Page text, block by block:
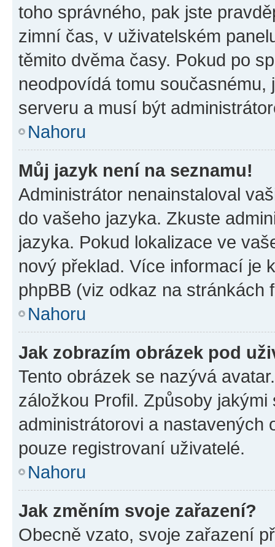
toho správného, pak jste
zimní čas, v uživatelském
těmito dvěma časy. Pokud po
neodpovídá tomu
serveru a musí být
Nahoru
Můj jazyk není na seznamu!
Administrátor nenainstaloval
do vašeho jazyka. Zkuste
jazyka. Pokud lokalizace ve
nový překlad. Více informací je
phpBB (viz odkaz na stránkách
Nahoru
Jak zobrazím obrázek pod
Tento obrázek se nazývá
záložkou Profil. Způsoby
administrátorovi a nastavených
pouze registrovaní uživatelé.
Nahoru
Jak změním svoje zařazení?
Obecně vzato, svoje zařazení